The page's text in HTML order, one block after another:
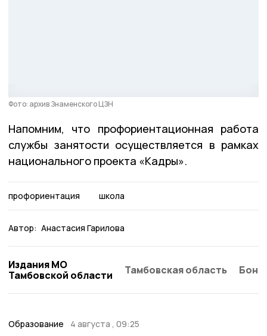
Фото: архив Знаменского ЦЗН
Напомним, что профориентационная работа
службы занятости осуществляется в рамках
национального проекта «Кадры».
профориентация школа
Автор: Анастасия Гарилова
Издания МО
Тамбовской области
Тамбовская область
Образование 4 августа , 09:25